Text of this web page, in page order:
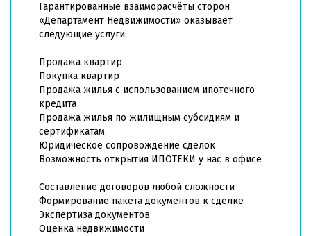
Гарантированные взаиморасчёты сторон
«Департамент Недвижимости» оказывает
следующие услуги:
Продажа квартир
Покупка квартир
Продажа жилья с использованием ипотечного
кредита
Продажа жилья по жилищным субсидиям и
сертификатам
Юридическое сопровождение сделок
Возможность открытия ИПОТЕКИ у нас в офисе
Составление договоров любой сложности
Формирование пакета документов к сделке
Экспертиза документов
Оценка недвижимости